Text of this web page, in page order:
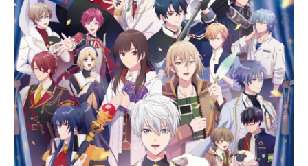
ほか話数全12話キャスト箱根有基：
山本和臣由布院煙：梅原裕一郎鬼怒
川熱史：西山宏太朗鳴子硫黄：白井
悠介蔵王立：増田俊樹ウォンバッ
ト：麦人箱根強羅：杉田智和草津錦
史郎：神谷浩史有馬燻：福山潤下呂
阿古哉：寺島拓篤別府月彦：河本啓
佑別府日彦：村上喜紀ダダチャ：安
元洋貴スタッフ原作：馬谷くらり監
督：高松信司シリーズ構成：横手美
智子デザインコンセプト：宮脇千鶴